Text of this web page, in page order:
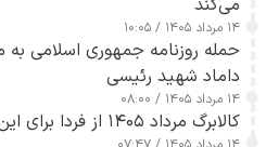
می‌کند
۱۴ مرداد ۱۴۰۵ / ۱۰:۰۵
حمله روزنامه جمهوری اسلامی به
داماد شهید رئیسی
۱۴ مرداد ۱۴۰۵ / ۰۸:۰۰
کالابرگ مرداد ۱۴۰۵ از فردا برای این کدهای ملی شارژ می‌شود